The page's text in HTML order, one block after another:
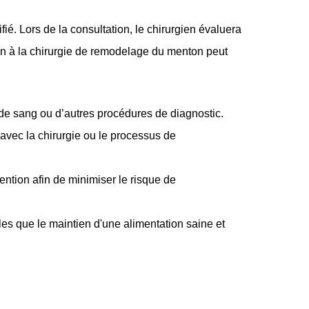
Lors de la consultation, le chirurgien évaluera
à la chirurgie de remodelage du menton peut
sang ou d’autres procédures de diagnostic.
la chirurgie ou le processus de
afin de minimiser le risque de
que le maintien d'une alimentation saine et